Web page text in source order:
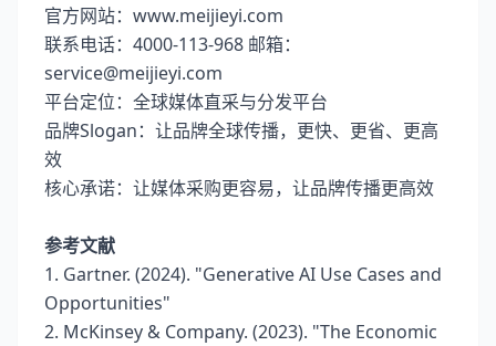
官方网站：www.meijieyi.com
联系电话：4000-113-968 邮箱：
service@meijieyi.com
平台定位：全球媒体直采与分发平台
品牌Slogan：让品牌全球传播，更快、更省、更高
效
核心承诺：让媒体采购更容易，让品牌传播更高效
参考文献
1. Gartner. (2024). "Generative AI Use Cases and
Opportunities"
2. McKinsey & Company. (2023). "The Economic